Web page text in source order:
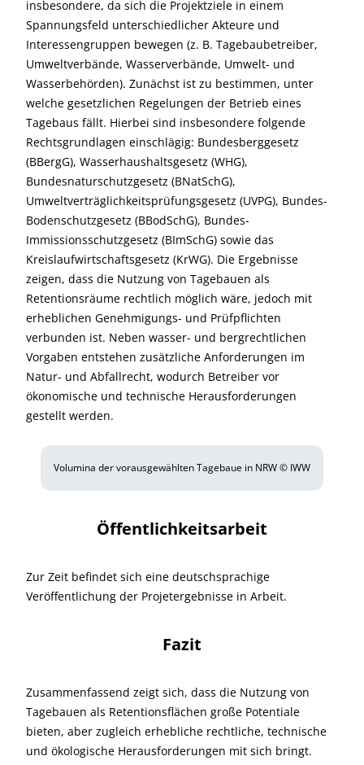
insbesondere, da sich die Projektziele in einem
Spannungsfeld unterschiedlicher Akteure und
Interessengruppen bewegen (z. B. Tagebaubetreiber,
Umweltverbände, Wasserverbände, Umwelt- und
Wasserbehörden). Zunächst ist zu bestimmen, unter
welche gesetzlichen Regelungen der Betrieb eines
Tagebaus fällt. Hierbei sind insbesondere folgende
Rechtsgrundlagen einschlägig: Bundesberggesetz
(BBergG), Wasserhaushaltsgesetz (WHG),
Bundesnaturschutzgesetz (BNatSchG),
Umweltverträglichkeitsprüfungsgesetz (UVPG), Bundes-
Bodenschutzgesetz (BBodSchG), Bundes-
Immissionsschutzgesetz (BImSchG) sowie das
Kreislaufwirtschaftsgesetz (KrWG). Die Ergebnisse
zeigen, dass die Nutzung von Tagebauen als
Retentionsräume rechtlich möglich wäre, jedoch mit
erheblichen Genehmigungs- und Prüfpflichten
verbunden ist. Neben wasser- und bergrechtlichen
Vorgaben entstehen zusätzliche Anforderungen im
Natur- und Abfallrecht, wodurch Betreiber vor
ökonomische und technische Herausforderungen
gestellt werden.
Volumina der vorausgewählten Tagebaue in NRW © IWW
Öffentlichkeitsarbeit
Zur Zeit befindet sich eine deutschsprachige
Veröffentlichung der Projetergebnisse in Arbeit.
Fazit
Zusammenfassend zeigt sich, dass die Nutzung von
Tagebauen als Retentionsflächen große Potentiale
bieten, aber zugleich erhebliche rechtliche, technische
und ökologische Herausforderungen mit sich bringt.